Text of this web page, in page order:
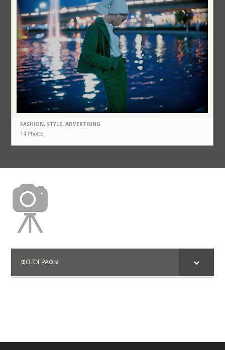
FASHION, STYLE, ADVERTISING
14 Photos
ФОТОГРАФЫ